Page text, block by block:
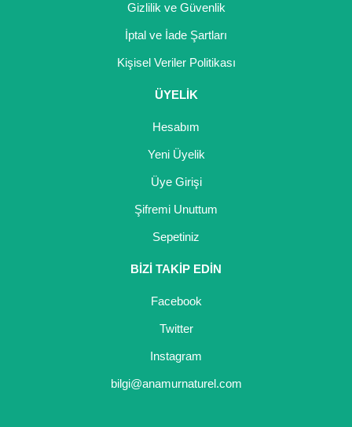
Gizlilik ve Güvenlik
İptal ve İade Şartları
Kişisel Veriler Politikası
ÜYELİK
Hesabım
Yeni Üyelik
Üye Girişi
Şifremi Unuttum
Sepetiniz
BİZİ TAKİP EDİN
Facebook
Twitter
Instagram
bilgi@anamurnaturel.com